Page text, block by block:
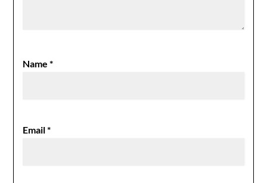
Name*
Email*